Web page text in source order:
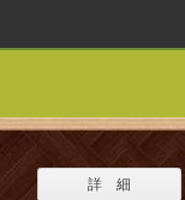
詳 細